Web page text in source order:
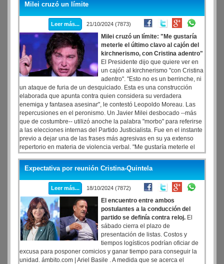
Milei cruzó un límite
Leer más... 21/10/2024 (7873)
Milei cruzó un límite: "Me gustaría
meterle el último clavo al cajón del
kirchnerismo, con Cristina adentro"
El Presidente dijo que quiere ver en
un cajón al kirchnerismo "con Cristina
adentro". "Esto no es un berrinche, ni
un ataque de furia de un desquiciado. Esta es una construcción
elaborada que apunta contra quien considera su verdadera
enemiga y fantasea asesinar", le contestó Leopoldo Moreau. Las
repercusiones en el peronismo. Un Javier Milei desbocado --más
que de costumbre-- utilizó anoche la palabra "morbo" para referirse
a las elecciones internas del Partido Justicialista. Fue en el instante
previo a dejar una de las frases más agresivas en su ya extenso
repertorio en materia de violencia verbal. "Me gustaría meterle el
último clavo al cajón del kirchnerismo, con Cristina adentro", largó
el libertario, fiel a su tono soez y provocador.
Expectativa por reunión Cristina-Quintela
Leer más... 18/10/2024 (7872)
El encuentro entre ambos
postulantes a la conducción del
partido se definía contra reloj. El
sábado cierra el plazo de
presentación de listas. Costos y
tiempos logísticos podrían oficiar de
excusa para posponer comicios y ganar tiempo para conseguir la
unidad. ámbito.com | Ariel Basile . A medida que se acerca el